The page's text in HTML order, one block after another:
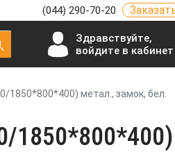
(044) 290-70-20
Здравствуйте,
войдите в кабинет
1850*800*400) метал., замок, бел.